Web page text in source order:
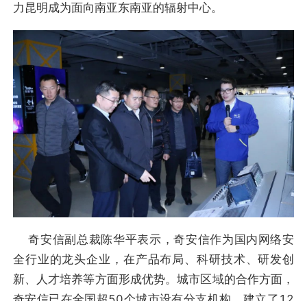
力昆明成为面向南亚东南亚的辐射中心。
奇安信副总裁陈华平表示，奇安信作为国内网络安
全行业的龙头企业，在产品布局、科研技术、研发创
新、人才培养等方面形成优势。城市区域的合作方面，